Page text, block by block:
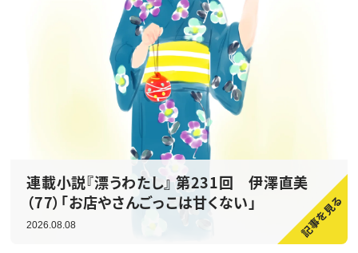
連載小説『漂うわたし』 第231回 伊澤直美
（77）「お店やさんごっこは甘くない」
2026.08.08